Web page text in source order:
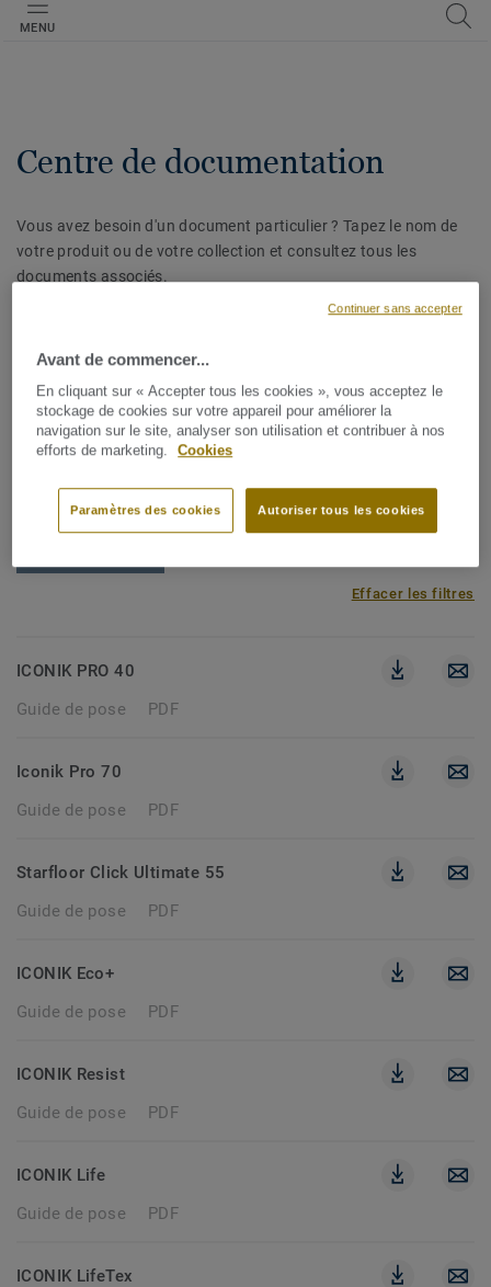
MENU
Centre de documentation
Vous avez besoin d'un document particulier ? Tapez le nom de
votre produit ou de votre collection et consultez tous les
documents associés.
AFFINER LA RECHERCHE
14 documents
Effacer les filtres
ICONIK PRO 40
Guide de pose
PDF
Iconik Pro 70
Guide de pose
PDF
Starfloor Click Ultimate 55
Guide de pose
PDF
ICONIK Eco+
Guide de pose
PDF
ICONIK Resist
Guide de pose
PDF
ICONIK Life
Guide de pose
PDF
ICONIK LifeTex
Avant de commencer...
En cliquant sur « Accepter tous les cookies », vous acceptez le
stockage de cookies sur votre appareil pour améliorer la
navigation sur le site, analyser son utilisation et contribuer à nos
efforts de marketing.
Cookies
Paramètres des cookies Autoriser tous les cookies
Continuer sans accepter